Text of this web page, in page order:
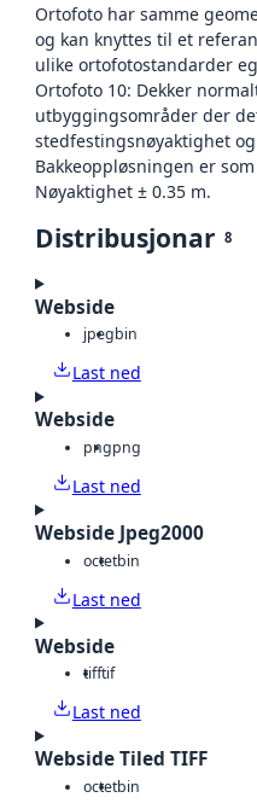
Ortofoto har samme
og kan knyttes til et
ulike ortofotostandarder
Ortofoto 10: Dekker
utbyggingsområder der
stedfestingsnøyaktighet
Bakkeoppløsningen er
Nøyaktighet ± 0.35 m.
Distribusjonar 8
Webside
jpegbin
Last ned
Webside
pngpng
Last ned
Webside Jpeg2000
octetbin
Last ned
Webside
tifftif
Last ned
Webside Tiled TIFF
octetbin